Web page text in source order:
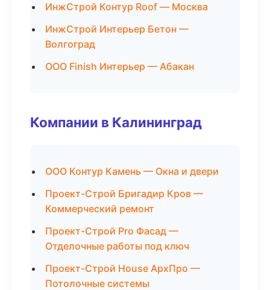
ИнжСтрой Контур Roof — Москва
ИнжСтрой Интерьер Бетон —
Волгоград
ООО Finish Интерьер — Абакан
Компании в Калининград
ООО Контур Камень — Окна и двери
Проект-Строй Бригадир Кров —
Коммерческий ремонт
Проект-Строй Pro Фасад —
Отделочные работы под ключ
Проект-Строй House АрхПро —
Потолочные системы